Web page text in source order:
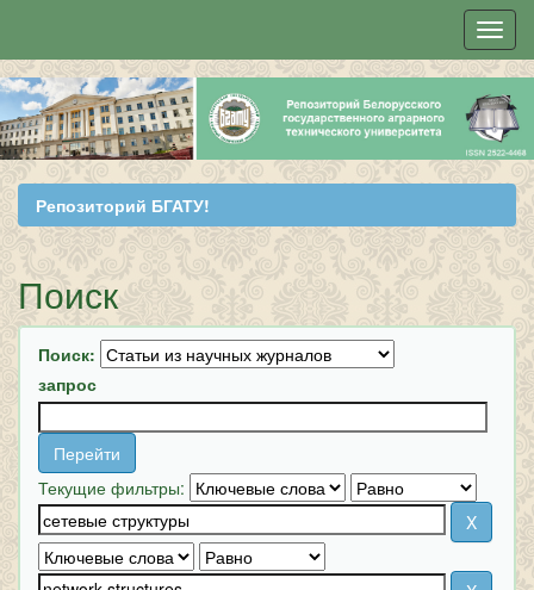
Skip
navigation
Репозиторий БГАТУ!
Поиск
Поиск:
запрос
Текущие фильтры: